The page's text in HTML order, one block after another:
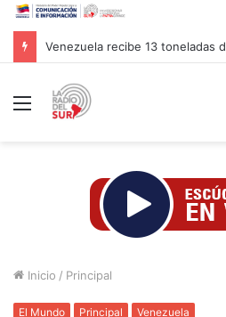
Menú
Inicio / Principal
El Mundo Principal Venezuela